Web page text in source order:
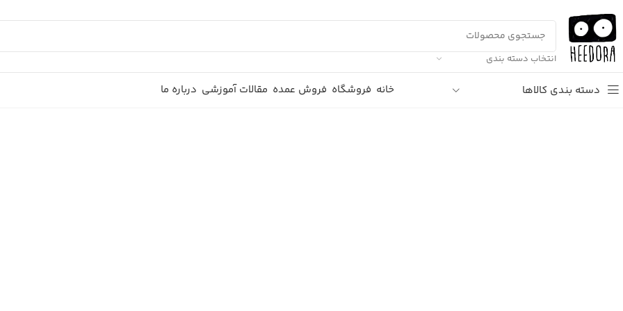
انتخاب دسته بندی
دسته بندی کالاها خانه فروشگاه فروش عمده مقالات آموزشی درباره ما